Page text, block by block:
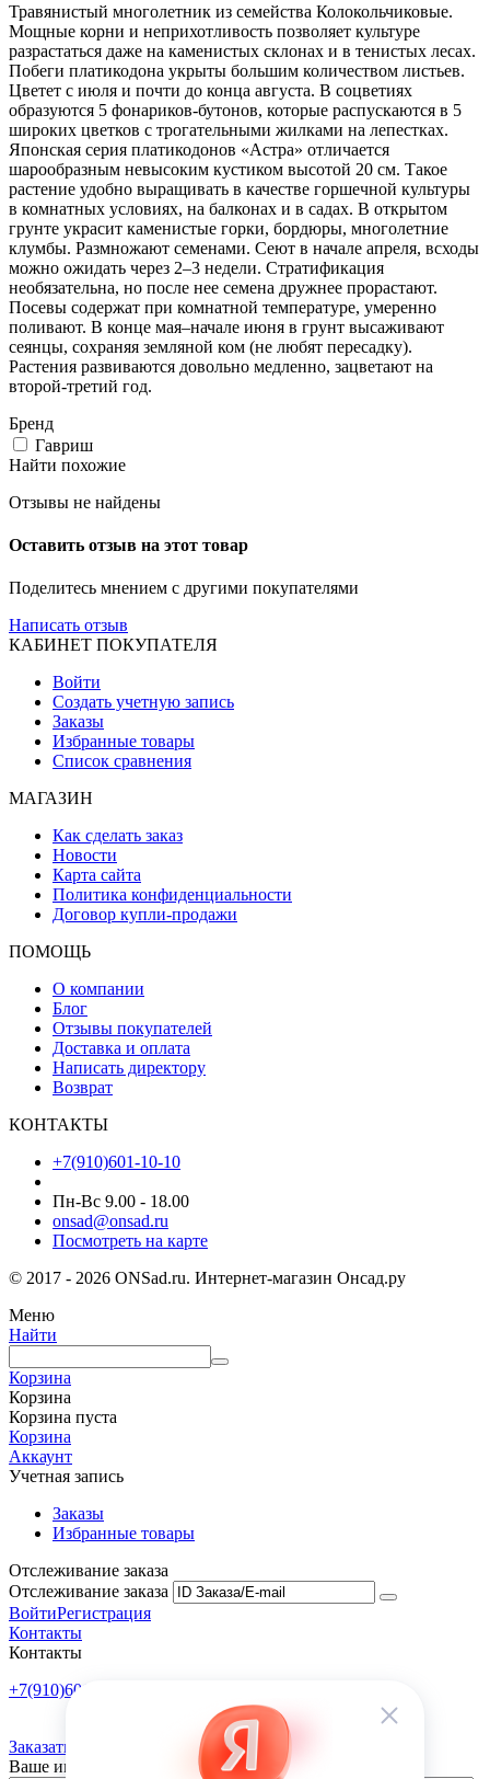
Травянистый многолетник из семейства Колокольчиковые.
Мощные корни и неприхотливость позволяет культуре
разрастаться даже на каменистых склонах и в тенистых лесах.
Побеги платикодона укрыты большим количеством листьев.
Цветет с июля и почти до конца августа. В соцветиях
образуются 5 фонариков-бутонов, которые распускаются в 5
широких цветков с трогательными жилками на лепестках.
Японская серия платикодонов «Астра» отличается
шарообразным невысоким кустиком высотой 20 см. Такое
растение удобно выращивать в качестве горшечной культуры
в комнатных условиях, на балконах и в садах. В открытом
грунте украсит каменистые горки, бордюры, многолетние
клумбы. Размножают семенами. Сеют в начале апреля, всходы
можно ожидать через 2–3 недели. Стратификация
необязательна, но после нее семена дружнее прорастают.
Посевы содержат при комнатной температуре, умеренно
поливают. В конце мая–начале июня в грунт высаживают
сеянцы, сохраняя земляной ком (не любят пересадку).
Растения развиваются довольно медленно, зацветают на
второй-третий год.
Бренд
Гавриш
Найти похожие
Отзывы не найдены
Оставить отзыв на этот товар
Поделитесь мнением с другими покупателями
Написать отзыв
КАБИНЕТ ПОКУПАТЕЛЯ
Войти
Создать учетную запись
Заказы
Избранные товары
Список сравнения
МАГАЗИН
Как сделать заказ
Новости
Карта сайта
Политика конфиденциальности
Договор купли-продажи
ПОМОЩЬ
О компании
Блог
Отзывы покупателей
Доставка и оплата
Написать директору
Возврат
КОНТАКТЫ
+7(910)601-10-10
Пн-Вс 9.00 - 18.00
onsad@onsad.ru
Посмотреть на карте
© 2017 - 2026 ONSad.ru. Интернет-магазин Онсад.ру
Меню
Найти
Корзина
Корзина
Корзина пуста
Корзина
Аккаунт
Учетная запись
Заказы
Избранные товары
Отслеживание заказа
Отслеживание заказа
ВойтиРегистрация
Контакты
Контакты
+7(910)601-10-10
Заказать обратный звонок
Ваше имя